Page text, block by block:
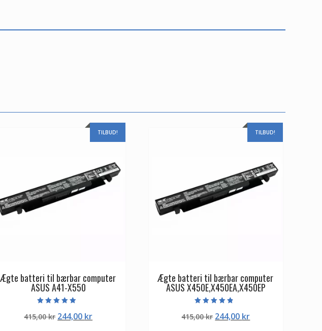
TILBUD!
Ægte batteri til bærbar computer
ASUS A41-X550
5.00
ud af 5
415,00kr Den
244,00 krDen
TILBUD!
Ægte batteri til bærbar computer
ASUS X450E,X450EA,X450EP
4.50
ud af 5
415,00kr Den
244,00 krDen